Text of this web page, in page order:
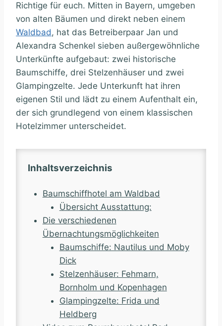
Richtige für euch. Mitten in Bayern, umgeben
von alten Bäumen und direkt neben einem
Waldbad, hat das Betreiberpaar Jan und
Alexandra Schenkel sieben außergewöhnliche
Unterkünfte aufgebaut: zwei historische
Baumschiffe, drei Stelzenhäuser und zwei
Glampingzelte. Jede Unterkunft hat ihren
eigenen Stil und lädt zu einem Aufenthalt ein,
der sich grundlegend von einem klassischen
Hotelzimmer unterscheidet.
Inhaltsverzeichnis
Baumschiffhotel am Waldbad
Übersicht Ausstattung:
Die verschiedenen
Übernachtungsmöglichkeiten
Baumschiffe: Nautilus und Moby
Dick
Stelzenhäuser: Fehmarn,
Bornholm und Kopenhagen
Glampingzelte: Frida und
Heldberg